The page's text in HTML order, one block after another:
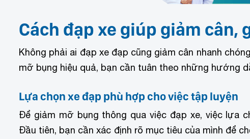
Cách đạp xe giúp giảm cân,
Không phải ai đạp xe đạp cũng giảm cân nhanh
mỡ bụng hiệu quả, bạn cần tuân theo những hướng
Lựa chọn xe đạp phù hợp cho việc tập luyện
Để giảm mỡ bụng thông qua việc đạp xe, việc lựa
Đầu tiên, bạn cần xác định rõ mục tiêu của mình để